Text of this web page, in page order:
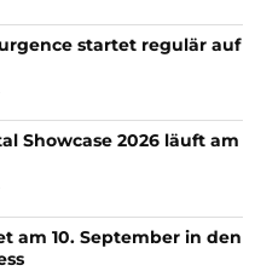
startet regulär auf
Showcase 2026 läuft am
am 10. September in den